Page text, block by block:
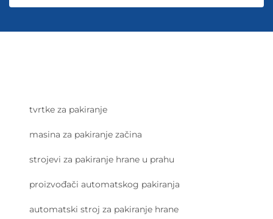
tvrtke za pakiranje
masina za pakiranje začina
strojevi za pakiranje hrane u prahu
proizvođači automatskog pakiranja
automatski stroj za pakiranje hrane